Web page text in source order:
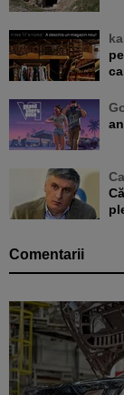
Comentarii